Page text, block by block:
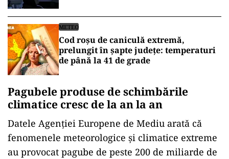
METEO
Cod roșu de caniculă extremă,
prelungit în șapte județe: temperaturi
de până la 41 de grade
Pagubele produse de schimbările
climatice cresc de la an la an
Datele Agenției Europene de Mediu arată că
fenomenele meteorologice și climatice extreme
au provocat pagube de peste 200 de miliarde de